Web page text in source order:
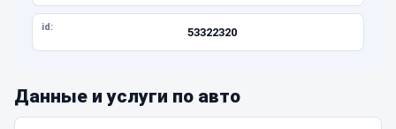
id: 53322320
Данные и услуги по авто